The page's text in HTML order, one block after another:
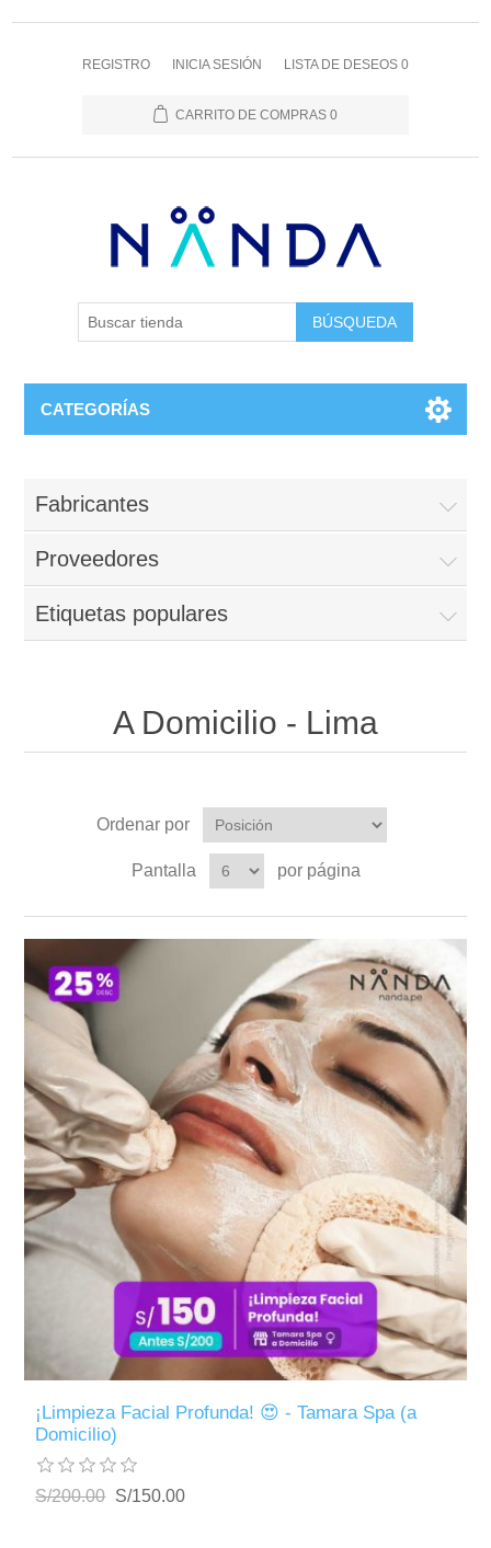
REGISTRO INICIA SESIÓN LISTA DE DESEOS 0
CARRITO DE COMPRAS 0
BÚSQUEDA
CATEGORÍAS
Fabricantes
Proveedores
Etiquetas populares
A Domicilio - Lima
Ordenar por
Pantalla por página
¡Limpieza Facial Profunda! 😍 - Tamara Spa (a
Domicilio)
S/200.00 S/150.00